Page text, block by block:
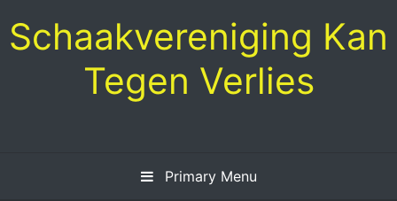
to
content
Schaakvereniging Kan
Tegen Verlies
Primary Menu